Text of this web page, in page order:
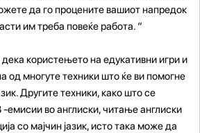
да го процените вашиот напредок
им треба повеќе работа. “
користењето на едукативни игри и
од многуте техники што ќе ви помогне
Другите техники, како што се
во англиски, читање англиски
со мајчин јазик, исто така може да